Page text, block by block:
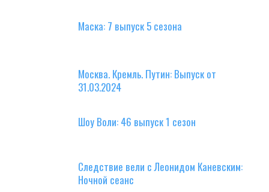
Маска: 7 выпуск 5 сезона
Москва. Кремль. Путин: Выпуск от
31.03.2024
Шоу Воли: 46 выпуск 1 сезон
Следствие вели с Леонидом Каневским:
Ночной сеанс